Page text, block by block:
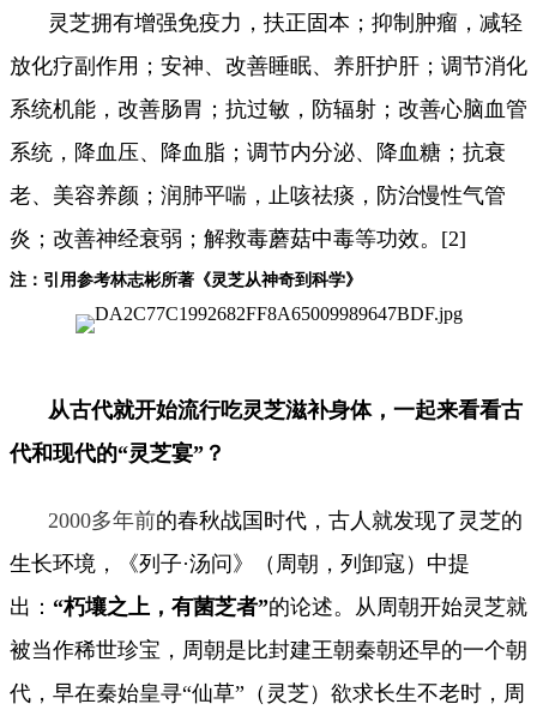
灵芝拥有增强免疫力，扶正固本；抑制肿瘤，减轻
放化疗副作用；安神、改善睡眠、养肝护肝；调节消化
系统机能，改善肠胃；抗过敏，防辐射；改善心脑血管
系统，降血压、降血脂；调节内分泌、降血糖；抗衰
老、美容养颜；润肺平喘，止咳祛痰，防治慢性气管
炎；改善神经衰弱；解救毒蘑菇中毒等功效。[2]
注：引用参考林志彬所著《灵芝从神奇到科学》
从古代就开始流行吃灵芝滋补身体，一起来看看古
代和现代的“灵芝宴”？
2000多年前的春秋战国时代，古人就发现了灵芝的
生长环境，《列子·汤问》（周朝，列卸寇）中提
出： “朽壤之上，有菌芝者”的论述。从周朝开始灵芝就
被当作稀世珍宝，周朝是比封建王朝秦朝还早的一个朝
代，早在秦始皇寻“仙草”（灵芝）欲求长生不老时，周